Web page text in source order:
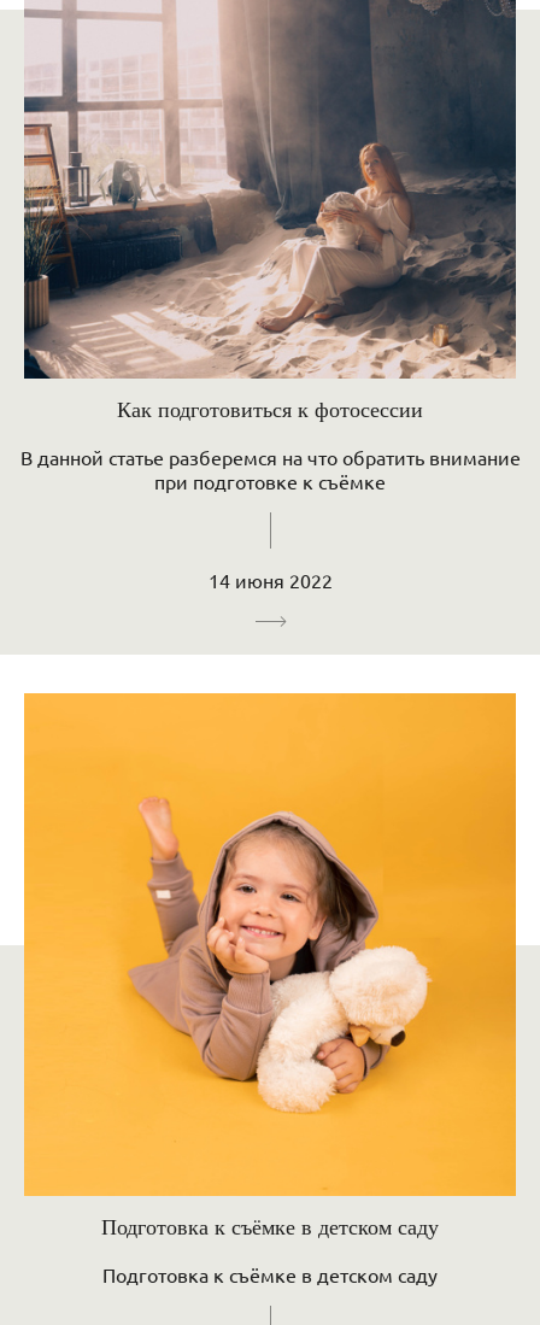
Как подготовиться к фотосессии
В данной статье разберемся на что обратить внимание
при подготовке к съёмке
14 июня 2022
Подготовка к съёмке в детском саду
Подготовка к съёмке в детском саду